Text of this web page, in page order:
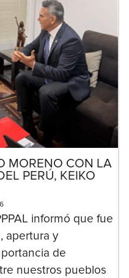
MORENO CON LA
PERÚ, KEIKO
informó que fue
apertura y
de
nuestros pueblos